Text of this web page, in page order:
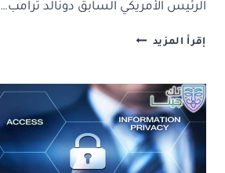
الرئيس الأمريكي السابق دونالد ترامب…
إقرأ المزيد ماهو
أمن
المعلومات
والأمن
السيبراني؟